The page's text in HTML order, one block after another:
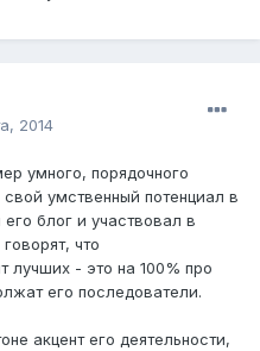
2014
умного, порядочного
умственный потенциал в
блог и участвовал в
что
лучших - это на 100% про
его последователи.
акцент его деятельности,